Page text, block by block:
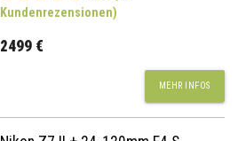
Kundenrezensionen)
2499 €
MEHR INFOS